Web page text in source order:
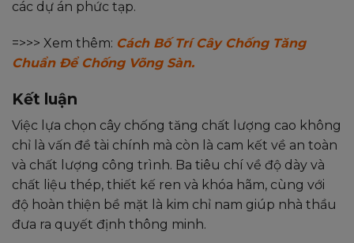
các dự án phức tạp.
=>>> Xem thêm: Cách Bố Trí Cây Chống Tăng
Chuẩn Để Chống Võng Sàn.
Kết luận
Việc lựa chọn cây chống tăng chất lượng cao không
chỉ là vấn đề tài chính mà còn là cam kết về an toàn
và chất lượng công trình. Ba tiêu chí về độ dày và
chất liệu thép, thiết kế ren và khóa hãm, cùng với
độ hoàn thiện bề mặt là kim chỉ nam giúp nhà thầu
đưa ra quyết định thông minh.